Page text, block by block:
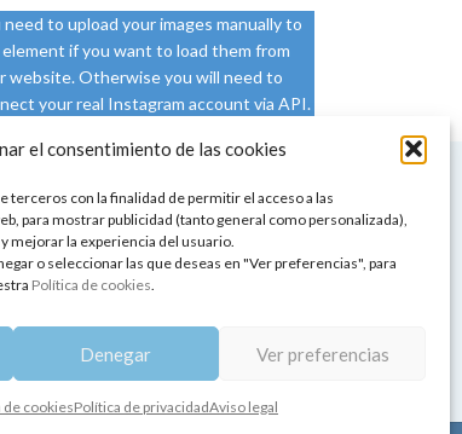
el consentimiento de las cookies
terceros con la finalidad de permitir el acceso a las
para mostrar publicidad (tanto general como personalizada),
mejorar la experiencia del usuario.
o seleccionar las que deseas en "Ver preferencias", para
Política de cookies.
Denegar Ver preferencias
de cookiesPolítica de privacidadAviso legal
need to upload your images manually to
if you want to load them from
website. Otherwise you will need to
your real Instagram account via API.
CONDICIONES DE USO
Condiciones generales
Cambios y devoluciones
Formas de pago
Formas de envío